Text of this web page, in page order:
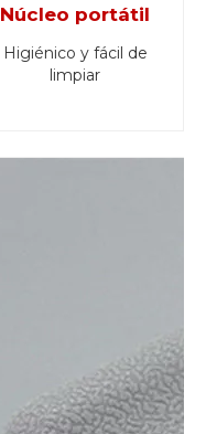
Núcleo portátil
Higiénico y fácil de
limpiar